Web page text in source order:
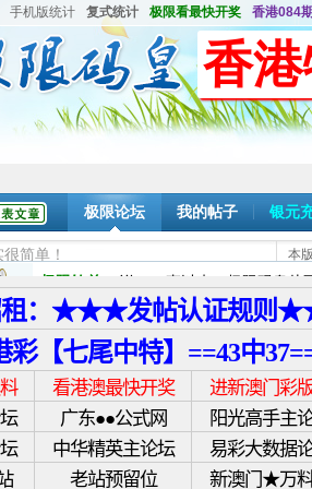
手机版统计 复式统计 极限看最快开奖 香港084
香
极限论坛 我的帖子 银元
本
极限钦差 说： 一直以来；极限码皇